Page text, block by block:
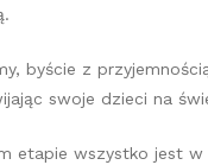
byście z
swoje dzieci na
etapie wszystko jest w